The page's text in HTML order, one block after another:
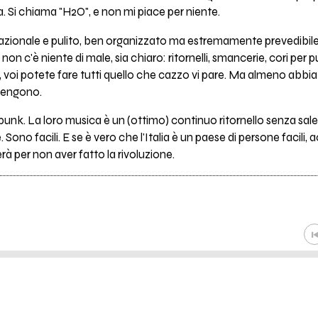
chiama "H2O", e non mi piace per niente.
e pulito, ben organizzato ma estremamente
c'è niente di male, sia chiaro: ritornelli, smancerie, cori per
potete fare tutti quello che cazzo vi pare. Ma almeno
La loro musica è un (ottimo) continuo ritornello senza
facili. E se è vero che l'Italia è un paese di persone
per non aver fatto la rivoluzione.